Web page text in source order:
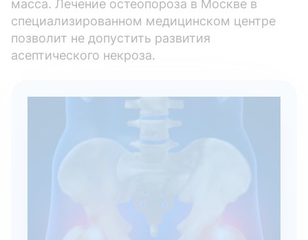
масса. Лечение остеопороза в Москве в
специализированном медицинском центре
позволит не допустить развития
асептического некроза.